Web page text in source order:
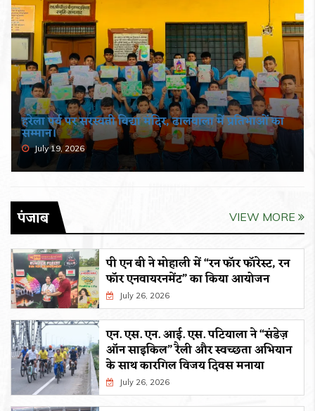
हरेला पर्व पर सरस्वती विद्या मंदिर, ढालवाला में प्रतिभाओं का
सम्मान।
July 19, 2026
पंजाब VIEW MORE
पी एन बी ने मोहाली में “रन फॉर फॉरेस्ट, रन
फॉर एनवायरनमेंट” का किया आयोजन
July 26, 2026
एन. एस. एन. आई. एस. पटियाला ने “संडेज़
ऑन साइकिल” रैली और स्वच्छता अभियान
के साथ कारगिल विजय दिवस मनाया
July 26, 2026